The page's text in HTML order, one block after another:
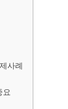
사례
요